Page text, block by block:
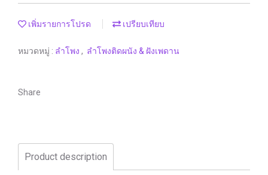
เพิ่มรายการโปรด เปรียบเทียบ
หมวดหมู่ : ลำโพง , ลำโพงติดผนัง & ฝังเพดาน
Share
Product description